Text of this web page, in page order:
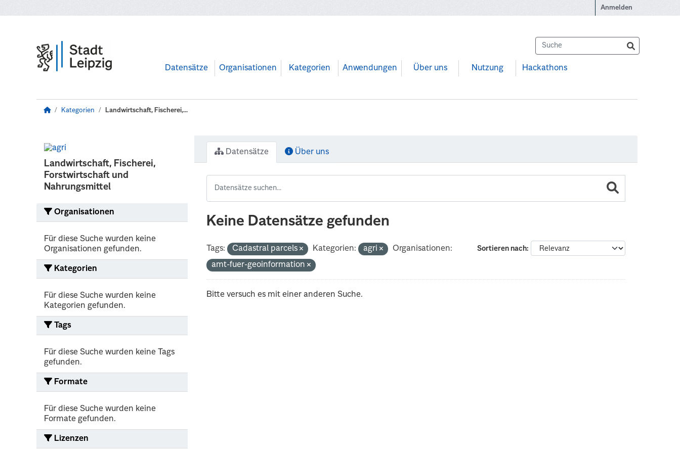
Anmelden
Datensätze Organisationen Kategorien Anwendungen Über uns Nutzung Hackathons
Kategorien Landwirtschaft, Fischerei,...
Landwirtschaft, Fischerei,
Forstwirtschaft und
Nahrungsmittel
Organisationen
Für diese Suche wurden keine
Organisationen gefunden.
Kategorien
Für diese Suche wurden keine
Kategorien gefunden.
Tags
Für diese Suche wurden keine Tags
gefunden.
Formate
Für diese Suche wurden keine
Formate gefunden.
Lizenzen
Datensätze Über uns
Keine Datensätze gefunden
Sortieren nach
Tags: Cadastral parcels Kategorien: agri
Organisationen:
amt-fuer-geoinformation
Bitte versuch es mit einer anderen Suche.